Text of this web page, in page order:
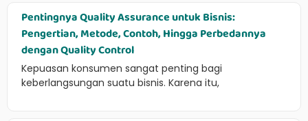
Pentingnya Quality Assurance untuk Bisnis:
Pengertian, Metode, Contoh, Hingga Perbedannya
dengan Quality Control
Kepuasan konsumen sangat penting bagi
keberlangsungan suatu bisnis. Karena itu,